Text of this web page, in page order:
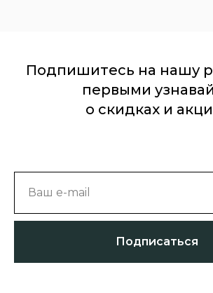
Подпишитесь на нашу
первыми
о скидках и
Ваш e-mail
Подписаться